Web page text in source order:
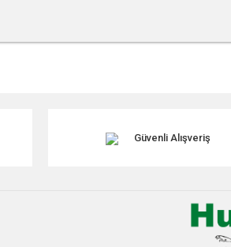
Güvenli Alışveriş